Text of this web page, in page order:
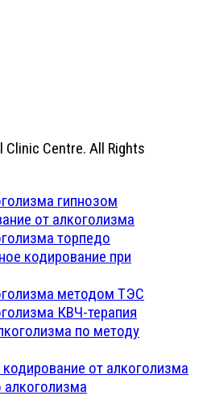
Clinic Centre. All Rights
гипнозом
от алкоголизма
торпедо
кодирование при
методом ТЭС
КВЧ-терапия
по методу
от алкоголизма